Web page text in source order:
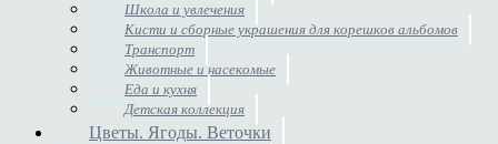
Школа и увлечения
Кисти и сборные украшения для корешков альбомов
Транспорт
Животные и насекомые
Еда и кухня
Детская коллекция
Цветы. Ягоды. Веточки